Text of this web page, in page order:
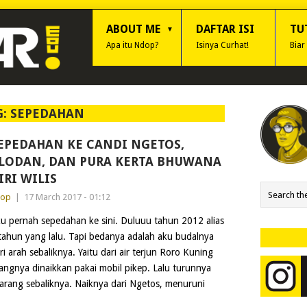
ABOUT ME
Apa itu Ndop?
DAFTAR ISI
Isinya Curhat!
SEPEDAHAN
KE CANDI NGETOS,
DAN PURA KERTA BHUWANA
WILIS
17 March 2017 - 01:12
pernah sepedahan ke sini. Duluuu tahun 2012 alias
yang lalu. Tapi bedanya adalah aku budalnya
arah sebaliknya. Yaitu dari air terjun Roro Kuning
dinaikkan pakai mobil pikep. Lalu turunnya
sebaliknya. Naiknya dari Ngetos, menuruni